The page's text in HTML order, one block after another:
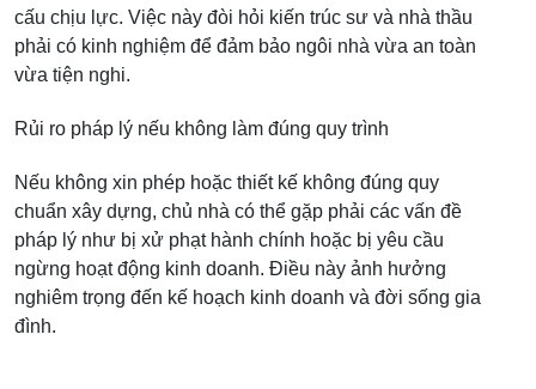
cấu chịu lực. Việc này đòi hỏi kiến trúc sư và nhà thầu
phải có kinh nghiệm để đảm bảo ngôi nhà vừa an toàn
vừa tiện nghi.
Rủi ro pháp lý nếu không làm đúng quy trình
Nếu không xin phép hoặc thiết kế không đúng quy
chuẩn xây dựng, chủ nhà có thể gặp phải các vấn đề
pháp lý như bị xử phạt hành chính hoặc bị yêu cầu
ngừng hoạt động kinh doanh. Điều này ảnh hưởng
nghiêm trọng đến kế hoạch kinh doanh và đời sống gia
đình.